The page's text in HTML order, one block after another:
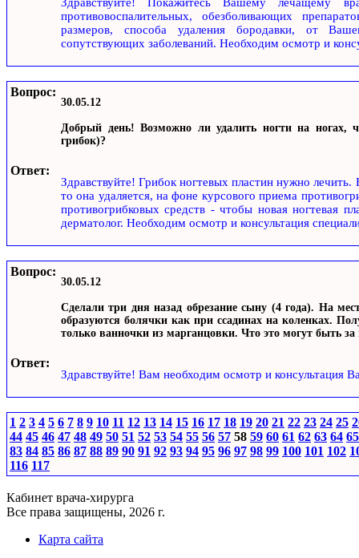
противовоспалительных, обезболивающих
размеров, способа удаления бородавки, от
сопутствующих заболеваний. Необходим осмотр и
Вопрос:
30.05.12
Добрый день! Возможно ли удалить ногти на ногах,
грибок)?
Ответ:
Здравствуйте! Грибок ногтевых пластин нужно
то она удаляется, на фоне курсового приема
противогрибковых средств - чтобы новая ногтевая
дерматолог. Необходим осмотр и консультация
Вопрос:
30.05.12
Сделали три дня назад обрезание сыну (4 года). На
образуются болячки как при ссадинах на коленках.
только ванночки из марганцовки. Что это могут быть
Ответ:
Здравствуйте! Вам необходим осмотр и консультация
1 2 3 4 5 6 7 8 9 10 11 12 13 14 15 16 17 18 19 20 21 22 23 24 25
44 45 46 47 48 49 50 51 52 53 54 55 56 57 58 59 60 61 62 63 64 65
83 84 85 86 87 88 89 90 91 92 93 94 95 96 97 98 99 100 101 102
116 117
Кабинет врача-хирурга
Все права защищены, 2026 г.
Карта сайта